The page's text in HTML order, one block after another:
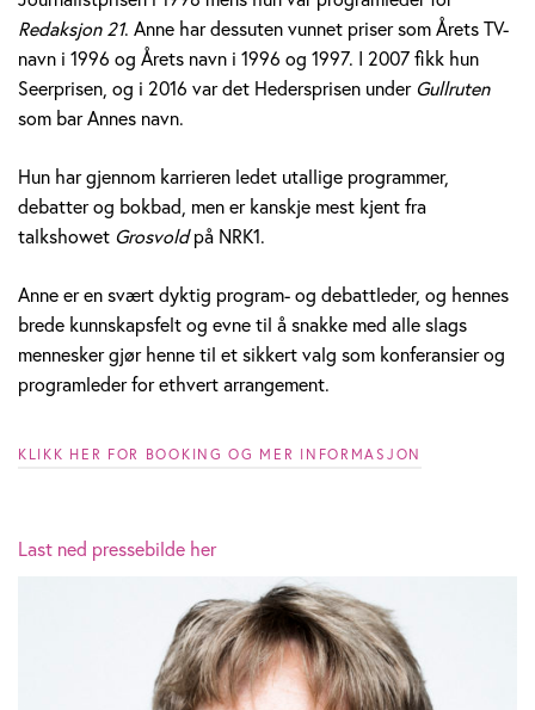
l
d
Redaksjon 21. Anne har dessuten vunnet priser som Årets TV-
navn i 1996 og Årets navn i 1996 og 1997. I 2007 fikk hun
Seerprisen, og i 2016 var det Hedersprisen under Gullruten
som bar Annes navn.
Hun har gjennom karrieren ledet utallige programmer,
debatter og bokbad, men er kanskje mest kjent fra
talkshowet Grosvoldpå NRK1.
Anne er en svært dyktig program- og debattleder, og hennes
brede kunnskapsfelt og evne til å snakke med alle slags
mennesker gjør henne til et sikkert valg som konferansier og
programleder for ethvert arrangement.
KLIKK HER FOR BOOKING OG MER INFORMASJON
Last ned pressebilde her